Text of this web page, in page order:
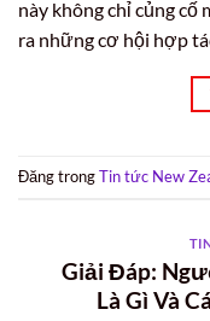
này không chỉ củng
ra những cơ hội hợp
Đăng trongTin tức New
Giải Đáp:
Là Gì Và